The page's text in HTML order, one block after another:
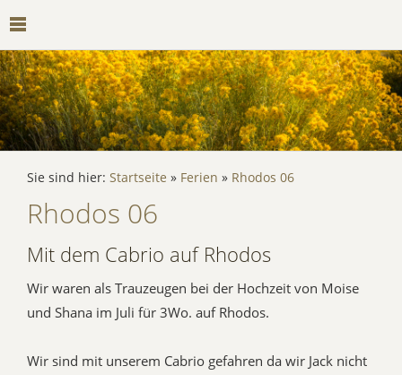
Sie sind hier: Startseite » Ferien » Rhodos 06
Rhodos 06
Mit dem Cabrio auf Rhodos
Wir waren als Trauzeugen bei der Hochzeit von Moise
und Shana im Juli für 3Wo. auf Rhodos.
Wir sind mit unserem Cabrio gefahren da wir Jack nicht